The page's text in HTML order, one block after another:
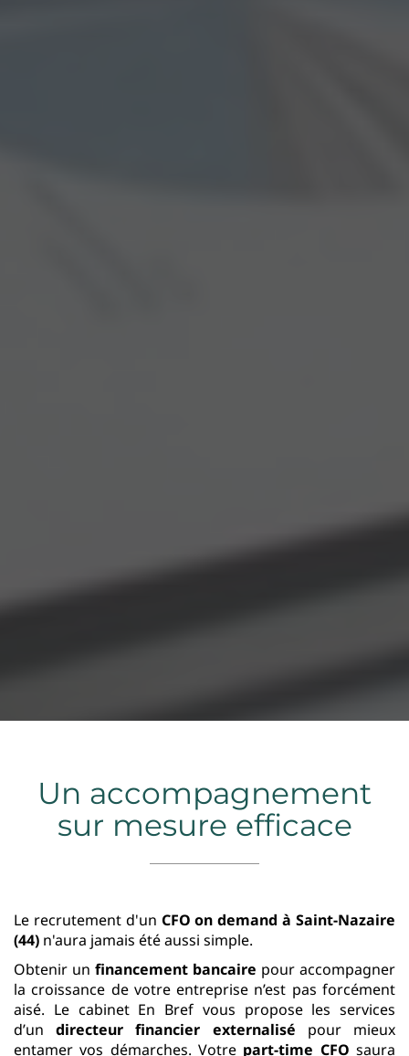
Un accompagnement
sur mesure efficace
Le recrutement d'un CFO on demand à Saint-Nazaire
(44) n'aura jamais été aussi simple.
Obtenir un financement bancaire pour accompagner
la croissance de votre entreprise n’est pas forcément
aisé. Le cabinet En Bref vous propose les services
d’undirecteur financier externalisé pour mieux
entamer vos démarches. Votre part-time CFO saura